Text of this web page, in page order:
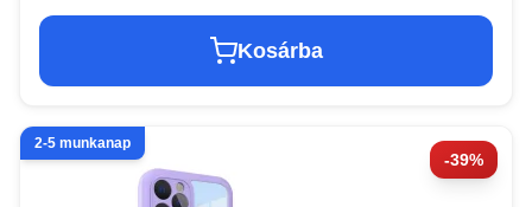
Kosárba
-39%
2-5 munkanap